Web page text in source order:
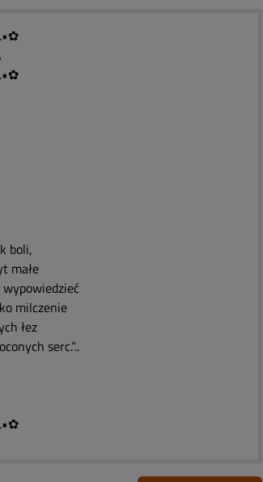
łez
serc.“..